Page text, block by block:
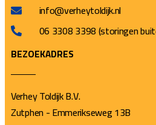
info@verheytoldijk.nl
06 3308 3398 (storingen
BEZOEKADRES
Verhey Toldijk B.V.
Zutphen - Emmerikseweg 13B